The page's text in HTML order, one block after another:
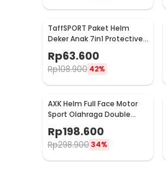
TaffSPORT Paket Helm
Deker Anak 7in1 Protective
Gear Sport Activity - K25
Rp63.600
Rp108.900 42%
AXK Helm Full Face Motor
Sport Olahraga Double
Lens Anti Fog Motocycle -
A557
Rp198.600
Rp298.900 34%